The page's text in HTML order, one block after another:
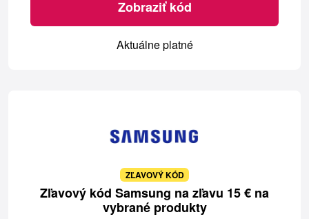
Zobraziť kód
Aktuálne platné
ZĽAVOVÝ KÓD
Zľavový kód Samsung na zľavu 15 € na
vybrané produkty